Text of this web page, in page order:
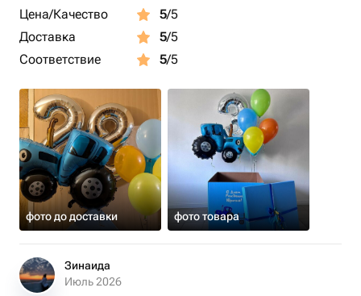
Цена/Качество
5/5
Доставка
5/5
Соответствие
5/5
фото до доставки фото товара
Зинаида
Июль 2026